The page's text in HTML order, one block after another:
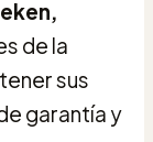
de la
sus
garantía y